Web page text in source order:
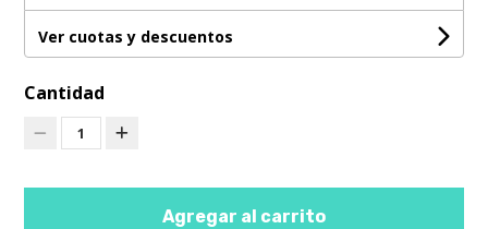
Ver cuotas y descuentos
Cantidad
1
Agregar al carrito